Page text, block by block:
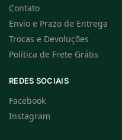
Contato
Envio e Prazo de Entrega
Trocas e Devoluções
Política de Frete Grátis
REDES SOCIAIS
Facebook
Instagram